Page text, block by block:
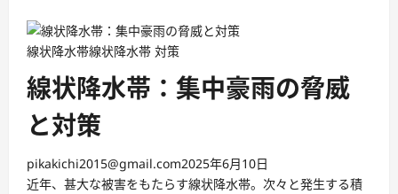
線状降水帯線状降水帯 対策
線状降水帯：集中豪雨の脅威
と対策
pikakichi2015@gmail.com2025年6月10日
近年、甚大な被害をもたらす線状降水帯。次々と発生する積